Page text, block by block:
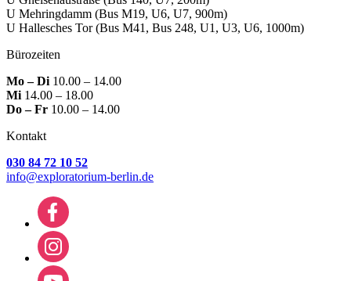
U Mehringdamm (Bus M19, U6, U7, 900m)
U Hallesches Tor(Bus M41, Bus 248, U1, U3, U6, 1000m)
Bürozeiten
Mo – Di 10.00 – 14.00
Mi 14.00 – 18.00
Do – Fr 10.00 – 14.00
Kontakt
030 84 72 10 52
info@exploratorium-berlin.de